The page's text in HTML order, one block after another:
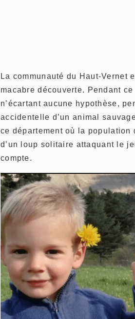
La communauté du Haut-Vernet
macabre découverte. Pendant
n’écartant aucune hypothèse,
accidentelle d’un animal
ce département où la
d’un loup solitaire attaquant le
compte.